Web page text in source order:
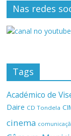
Nas redes
Tags
Académico de
Daire CD Tondela
cinema